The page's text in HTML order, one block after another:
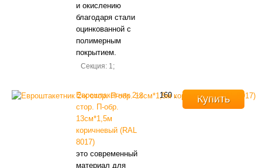
и окислению
благодаря стали
оцинкованной с
полимерным
покрытием.
Секция: 1;
Евроштакетник 2-х
стор. П-обр.
13см*1,5м
коричневый (RAL
8017)
это современный
материал для
160 . Купить